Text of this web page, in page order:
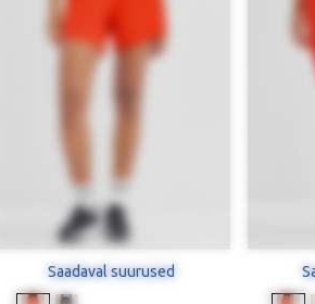
Saadaval suurused